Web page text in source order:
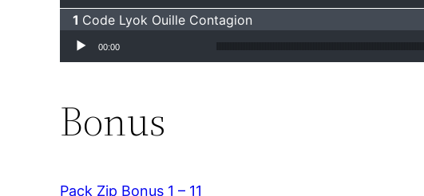
Code Lyok Ouille Contagion
Lecteur audio
00:00
Bonus
Pack Zip Bonus 1 – 11